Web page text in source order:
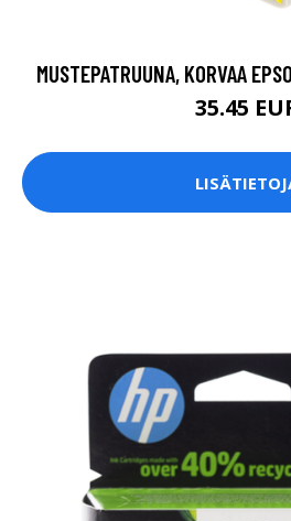
MUSTEPATRUUNA, KORVAA
35.45